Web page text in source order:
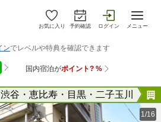
お気に入り 予約確認 ログイン メニュー
渋谷・恵比寿・目黒・二子玉川
1/16